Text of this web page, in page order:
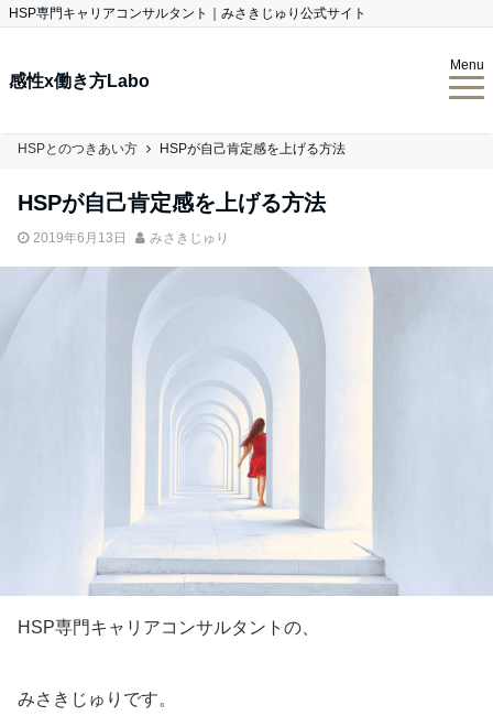
HSP専門キャリアコンサルタント｜みさきじゅり公式サイト
感性x働き方Labo
Menu
HSPとのつきあい方 HSPが自己肯定感を上げる方法
HSPが自己肯定感を上げる方法
2019年6月13日 みさきじゅり
HSP専門キャリアコンサルタントの、
みさきじゅりです。